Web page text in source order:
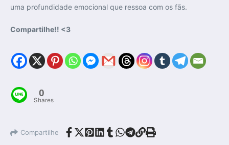
uma profundidade emocional que ressoa com os fãs.
Compartilhe!! <3
0
Shares
Compartilhe